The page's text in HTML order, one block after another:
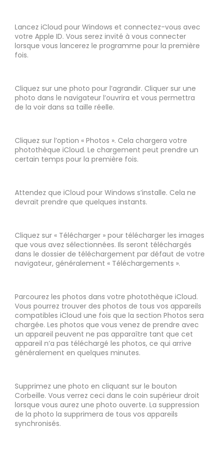
Lancez iCloud pour Windows et connectez-vous avec
votre Apple ID. Vous serez invité à vous connecter
lorsque vous lancerez le programme pour la première
fois.
Cliquez sur une photo pour l’agrandir. Cliquer sur une
photo dans le navigateur l’ouvrira et vous permettra
de la voir dans sa taille réelle.
Cliquez sur l’option « Photos ». Cela chargera votre
photothèque iCloud. Le chargement peut prendre un
certain temps pour la première fois.
Attendez que iCloud pour Windows s’installe. Cela ne
devrait prendre que quelques instants.
Cliquez sur « Télécharger » pour télécharger les images
que vous avez sélectionnées. Ils seront téléchargés
dans le dossier de téléchargement par défaut de votre
navigateur, généralement « Téléchargements ».
Parcourez les photos dans votre photothèque iCloud.
Vous pourrez trouver des photos de tous vos appareils
compatibles iCloud une fois que la section Photos sera
chargée. Les photos que vous venez de prendre avec
un appareil peuvent ne pas apparaître tant que cet
appareil n’a pas téléchargé les photos, ce qui arrive
généralement en quelques minutes.
Supprimez une photo en cliquant sur le bouton
Corbeille. Vous verrez ceci dans le coin supérieur droit
lorsque vous aurez une photo ouverte. La suppression
de la photo la supprimera de tous vos appareils
synchronisés.